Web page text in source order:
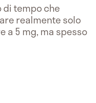
di tempo che
realmente solo
a 5 mg, ma spesso